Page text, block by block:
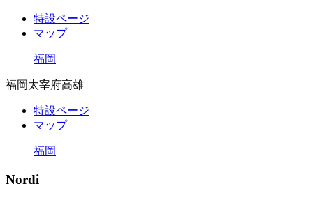
特設ページ
マップ
福岡
福岡太宰府高雄
特設ページ
マップ
福岡
Nordi